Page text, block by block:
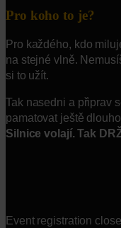
Pro koho to je?
Pro každého, kdo
na stejné vlně.
si to užít.
Tak nasedni a připrav
pamatovat ještě
Silnice volají. Tak
Event registration